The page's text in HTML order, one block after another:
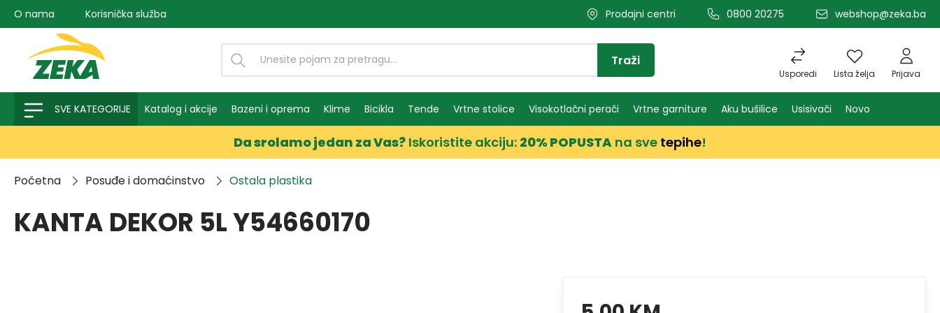
pretragu Preskoči na glavnu navigaciju
O nama Korisnička služba Prodajni centri 0800 20275 webshop@zeka.ba
Usporedi Lista želja Prijava
Traži
SVE KATEGORIJE Katalog i akcije Bazeni i oprema Klime Bicikla Tende Vrtne stolice Visokotlačni perači Vrtne garniture Aku bušilice Usisivači Novo
Da srolamo jedan za Vas? Iskoristite akciju: 20% POPUSTA na sve tepihe!
Početna Posuđe i domaćinstvo Ostala plastika
KANTA DEKOR 5L Y54660170